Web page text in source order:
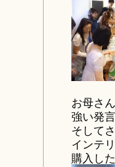
お母さ
強い発
そして
インテ
購入し